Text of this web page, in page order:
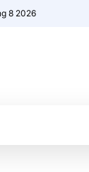
8 2026